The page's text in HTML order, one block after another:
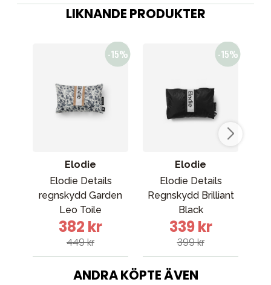
LIKNANDE PRODUKTER
Elodie
Elodie Details
regnskydd Garden
Leo Toile
382 kr
449 kr
Elodie
Elodie Details
Regnskydd Brilliant
Black
339 kr
399 kr
ANDRA KÖPTE ÄVEN